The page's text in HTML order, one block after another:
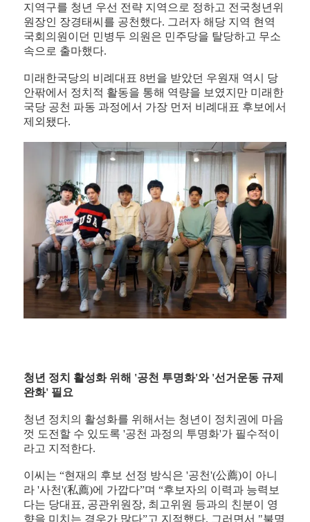
지역구를 청년 우선 전략 지역으로 정하고 전국청년위
원장인 장경태씨를 공천했다. 그러자 해당 지역 현역
국회의원이던 민병두 의원은 민주당을 탈당하고 무소
속으로 출마했다.
미래한국당의 비례대표 8번을 받았던 우원재 역시 당
안팎에서 정치적 활동을 통해 역량을 보였지만 미래한
국당 공천 파동 과정에서 가장 먼저 비례대표 후보에서
제외됐다.
청년 정치 활성화 위해 '공천 투명화'와 '선거운동 규제
완화' 필요
청년 정치의 활성화를 위해서는 청년이 정치권에 마음
껏 도전할 수 있도록 '공천 과정의 투명화'가 필수적이
라고 지적한다.
이씨는 “현재의 후보 선정 방식은 '공천'(公薦)이 아니
라 '사천'(私薦)에 가깝다”며 “후보자의 이력과 능력보
다는 당대표, 공관위원장, 최고위원 등과의 친분이 영
향을 미치는 경우가 많다”고 지적했다. 그러면서 "불명